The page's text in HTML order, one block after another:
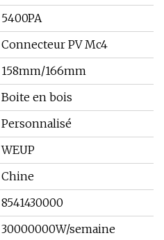
5400PA
Connecteur PV Mc4
158mm/166mm
Boite en bois
Personnalisé
WEUP
Chine
8541430000
30000000W/semaine